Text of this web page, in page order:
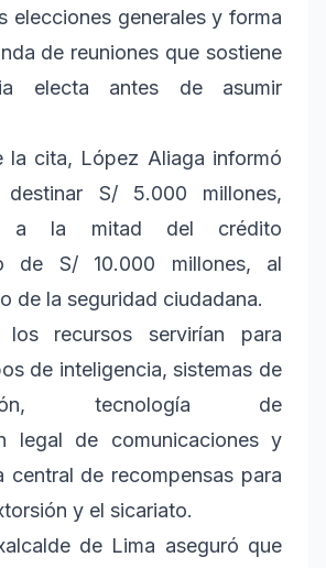
elecciones generales y forma
de reuniones que sostiene
electa antes de asumir
la cita, López Aliaga informó
S/ 5.000 millones,
a la mitad del crédito
de S/ 10.000 millones, al
de la seguridad ciudadana.
los recursos servirían para
de inteligencia, sistemas de
tecnología de
legal de comunicaciones y
central de recompensas para
y el sicariato.
de Lima aseguró que